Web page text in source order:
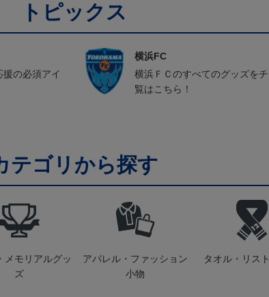
トピックス
の必須アイ
横浜FC
横浜ＦＣのすべてのグッズを
覧はこちら！
テゴリから探す
メモリアルグッ
ズ
アパレル・ファッション
小物
タオル・リス